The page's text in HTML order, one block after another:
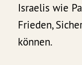
Israelis wie
Frieden,
können.